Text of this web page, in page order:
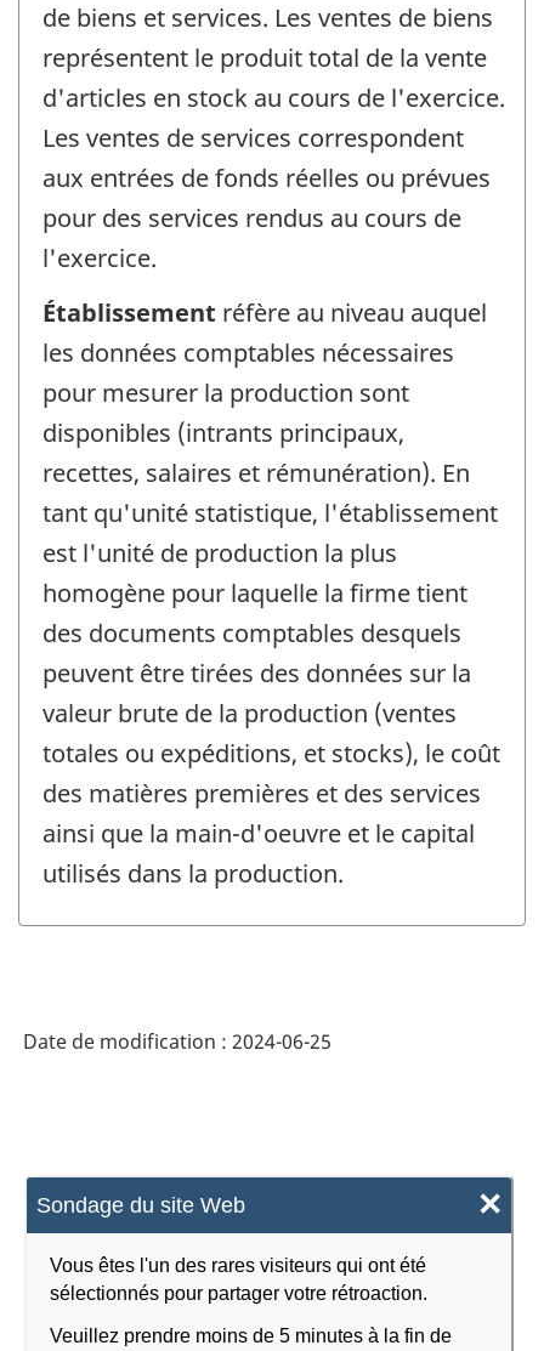
Sondage du site Web ×
Vous êtes l'un des rares visiteurs qui ont été
sélectionnés pour partager votre rétroaction.
Veuillez prendre moins de 5 minutes à la fin de
de biens et services. Les ventes de biens
représentent le produit total de la vente
d'articles en stock au cours de l'exercice.
Les ventes de services correspondent
aux entrées de fonds réelles ou prévues
pour des services rendus au cours de
l'exercice.
Établissement réfère au niveau auquel
les données comptables nécessaires
pour mesurer la production sont
disponibles (intrants principaux,
recettes, salaires et rémunération). En
tant qu'unité statistique, l'établissement
est l'unité de production la plus
homogène pour laquelle la firme tient
des documents comptables desquels
peuvent être tirées des données sur la
valeur brute de la production (ventes
totales ou expéditions, et stocks), le coût
des matières premières et des services
ainsi que la main-d'oeuvre et le capital
utilisés dans la production.
Date de modification : 2024-06-25